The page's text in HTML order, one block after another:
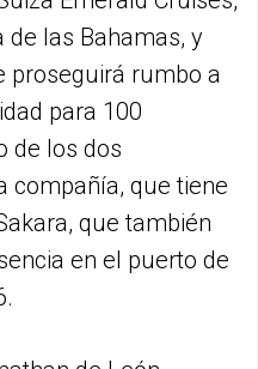
las Bahamas, y
proseguirá rumbo a
para 100
de los dos
compañía, que tiene
que también
en el puerto de